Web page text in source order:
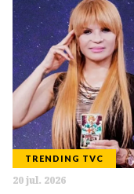
TRENDING TVC
20 jul. 2026